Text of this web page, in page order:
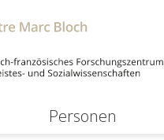
Personen